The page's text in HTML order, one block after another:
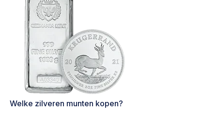
Welke zilveren munten kopen?